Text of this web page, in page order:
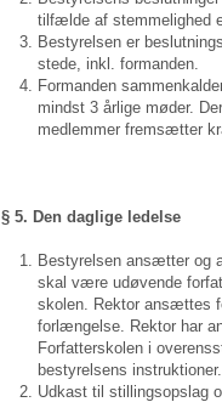
tilfælde af stemmelighed
Bestyrelsen er
stede, inkl. formanden.
Formanden
mindst 3 årlige møder.
medlemmer fremsætter
§ 5. Den daglige ledelse
Bestyrelsen ansætter og
skal være udøvende
skolen. Rektor ansættes
forlængelse. Rektor har
Forfatterskolen i
bestyrelsens instruktioner.
Udkast til stillingsopslag